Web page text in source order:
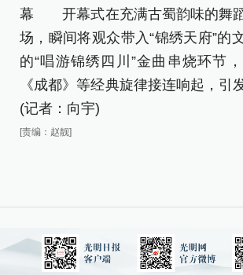
幕 开幕式在充满古蜀韵味的舞
场，瞬间将观众带入“锦绣天府”的
的“唱游锦绣四川”金曲串烧环节，
《成都》等经典旋律接连响起，引
(记者：向宇)
[责编：赵靓]